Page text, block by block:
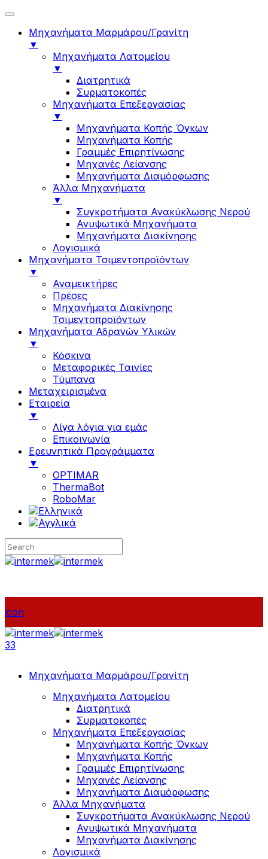
Μηχανήματα Μαρμάρου/Γρανίτη
▼
Μηχανήματα Λατομείου
▼
Διατρητικά
Συρματοκοπές
Μηχανήματα Επεξεργασίας
▼
Μηχανήματα Κοπής Όγκων
Μηχανήματα Κοπής
Γραμμές Επιρητίνωσης
Μηχανές Λείανσης
Μηχανήματα Διαμόρφωσης
Άλλα Μηχανήματα
▼
Συγκροτήματα Ανακύκλωσης Νερού
Ανυψωτικά Μηχανήματα
Μηχανήματα Διακίνησης
Λογισμικά
Μηχανήματα Τσιμεντοπροϊόντων
▼
Αναμεικτήρες
Πρέσες
Μηχανήματα Διακίνησης
Τσιμεντοπροϊόντων
Μηχανήματα Αδρανών Υλικών
▼
Κόσκινα
Μεταφορικές Ταινίες
Τύμπανα
Μεταχειρισμένα
Εταιρεία
▼
Λίγα λόγια για εμάς
Επικοινωνία
Ερευνητικά Προγράμματα
▼
OPTIMAR
ThermaBot
RoboMar
icon
33
Μηχανήματα Μαρμάρου/Γρανίτη
Μηχανήματα Λατομείου
Διατρητικά
Συρματοκοπές
Μηχανήματα Επεξεργασίας
Μηχανήματα Κοπής Όγκων
Μηχανήματα Κοπής
Γραμμές Επιρητίνωσης
Μηχανές Λείανσης
Μηχανήματα Διαμόρφωσης
Άλλα Μηχανήματα
Συγκροτήματα Ανακύκλωσης Νερού
Ανυψωτικά Μηχανήματα
Μηχανήματα Διακίνησης
Λογισμικά